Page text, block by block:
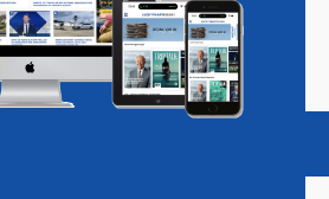
Podcasts Vacatures